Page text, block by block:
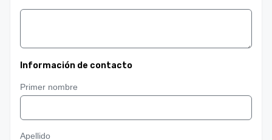
Información de contacto
Primer nombre
Apellido